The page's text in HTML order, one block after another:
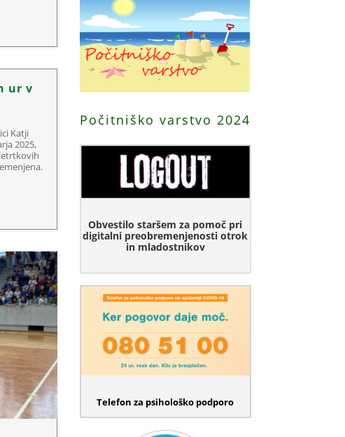
ur v
Katji
2025,
Počitniško varstvo 2024
Obvestilo staršem za pomoč pri
digitalni preobremenjenosti otrok
in mladostnikov
Telefon za psihološko podporo